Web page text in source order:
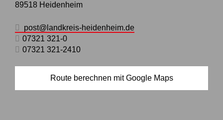
89518 Heidenheim
post@landkreis-heidenheim.de
07321 321-0
07321 321-2410
Route berechnen mit Google Maps